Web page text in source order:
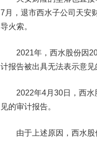
7月，退市西水子公司天安
导火索。
2021年，西水股份因
计报告被出具无法表示意
2022年4月30日，西水
见的审计报告。
由于上述原因，西水股